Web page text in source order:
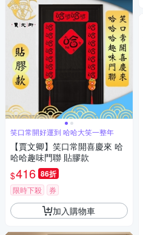
笑口常開好運到 哈哈大笑一整年
【賈文卿】笑口常開喜慶來 哈
哈哈趣味門聯 貼膠款
$416 86折
限時下殺 券
加入購物車